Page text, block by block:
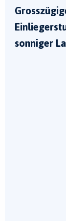
sonniger